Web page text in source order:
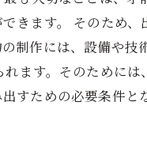
きます。 そのため
制作には、設備や技
ます。そのためには
すための必要条件と